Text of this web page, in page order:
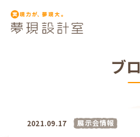
ブ
2021.09.17 展示会情報